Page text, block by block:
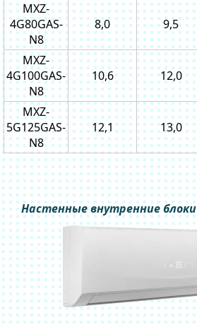
MXZ-
4G80GAS-
N8
8,0 9,5
MXZ-
4G100GAS-
N8
10,6 12,0
MXZ-
5G125GAS-
N8
12,1 13,0
Настенные внутренние блоки